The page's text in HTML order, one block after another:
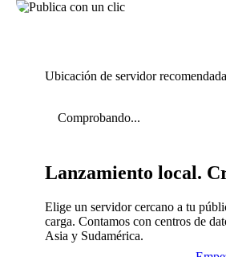
Ubicación de servidor
Comprobando...
Lanzamiento local.
Elige un servidor cercano a tu
carga. Contamos con centros de
Asia y Sudamérica.